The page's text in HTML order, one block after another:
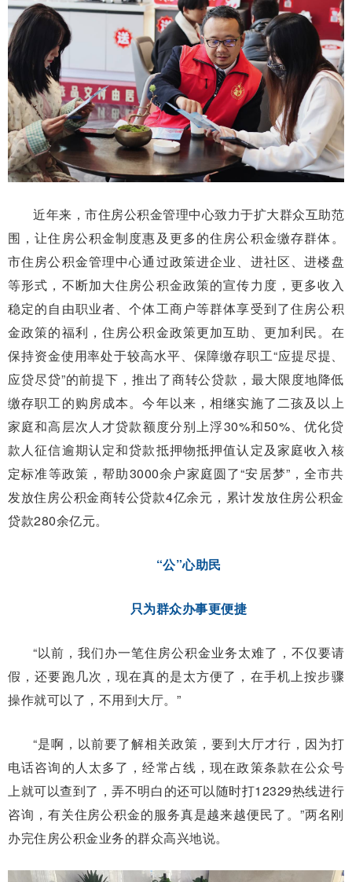
近年来，市住房公积金管理中心致力于扩大群众互助范
围，让住房公积金制度惠及更多的住房公积金缴存群体。
市住房公积金管理中心通过政策进企业、进社区、进楼盘
等形式，不断加大住房公积金政策的宣传力度，更多收入
稳定的自由职业者、个体工商户等群体享受到了住房公积
金政策的福利，住房公积金政策更加互助、更加利民。在
保持资金使用率处于较高水平、保障缴存职工“应提尽提、
应贷尽贷”的前提下，推出了商转公贷款，最大限度地降低
缴存职工的购房成本。今年以来，相继实施了二孩及以上
家庭和高层次人才贷款额度分别上浮30%和50%、优化贷
款人征信逾期认定和贷款抵押物抵押值认定及家庭收入核
定标准等政策，帮助3000余户家庭圆了“安居梦”，全市共
发放住房公积金商转公贷款4亿余元，累计发放住房公积金
贷款280余亿元。
“公”心助民
只为群众办事更便捷
“以前，我们办一笔住房公积金业务太难了，不仅要请
假，还要跑几次，现在真的是太方便了，在手机上按步骤
操作就可以了，不用到大厅。”
“是啊，以前要了解相关政策，要到大厅才行，因为打
电话咨询的人太多了，经常占线，现在政策条款在公众号
上就可以查到了，弄不明白的还可以随时打12329热线进行
咨询，有关住房公积金的服务真是越来越便民了。”两名刚
办完住房公积金业务的群众高兴地说。